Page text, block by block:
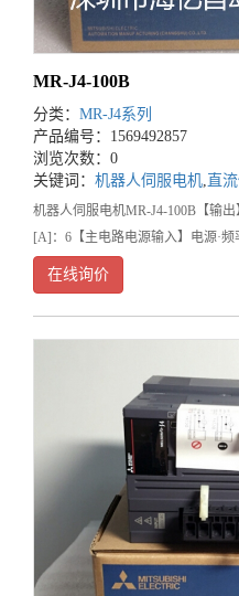
MR-J4-100B
分类： MR-J4系列
产品编号：1569492857
浏览次数：0
关键词： 机器人伺服电机, 直
机器人伺服电机MR-J4-100B【输
[A]：6【主电路电源输入】电源·
在线询价